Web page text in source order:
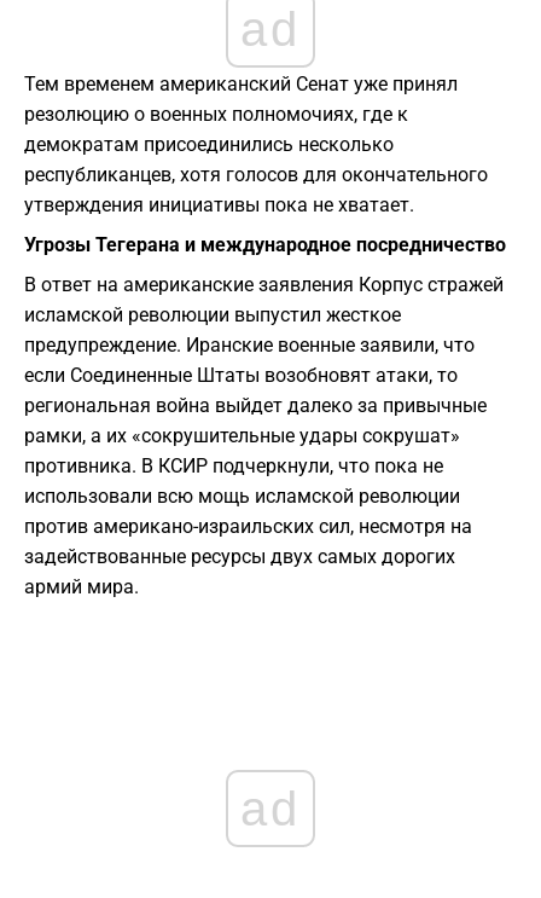
ad
​Тем временем американский Сенат уже принял
резолюцию о военных полномочиях, где к
демократам присоединились несколько
республиканцев, хотя голосов для окончательного
утверждения инициативы пока не хватает.
Угрозы Тегерана и международное посредничество
​В ответ на американские заявления Корпус стражей
исламской революции выпустил жесткое
предупреждение. Иранские военные заявили, что
если Соединенные Штаты возобновят атаки, то
региональная война выйдет далеко за привычные
рамки, а их «сокрушительные удары сокрушат»
противника. В КСИР подчеркнули, что пока не
использовали всю мощь исламской революции
против американо-израильских сил, несмотря на
задействованные ресурсы двух самых дорогих
армий мира.
ad